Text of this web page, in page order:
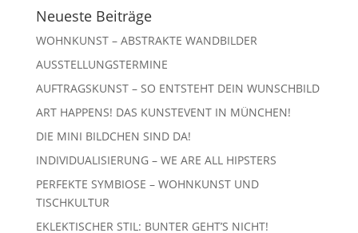
Neueste Beiträge
WOHNKUNST – ABSTRAKTE WANDBILDER
AUSSTELLUNGSTERMINE
AUFTRAGSKUNST – SO ENTSTEHT DEIN WUNSCHBILD
ART HAPPENS! DAS KUNSTEVENT IN MÜNCHEN!
DIE MINI BILDCHEN SIND DA!
INDIVIDUALISIERUNG – WE ARE ALL HIPSTERS
PERFEKTE SYMBIOSE – WOHNKUNST UND
TISCHKULTUR
EKLEKTISCHER STIL: BUNTER GEHT’S NICHT!